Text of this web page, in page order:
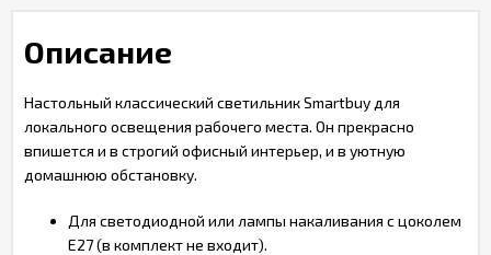
Описание
Настольный классический светильник Smartbuy для
локального освещения рабочего места. Он прекрасно
впишется и в строгий офисный интерьер, и в уютную
домашнюю обстановку.
Для светодиодной или лампы накаливания с цоколем
Е27 (в комплект не входит).